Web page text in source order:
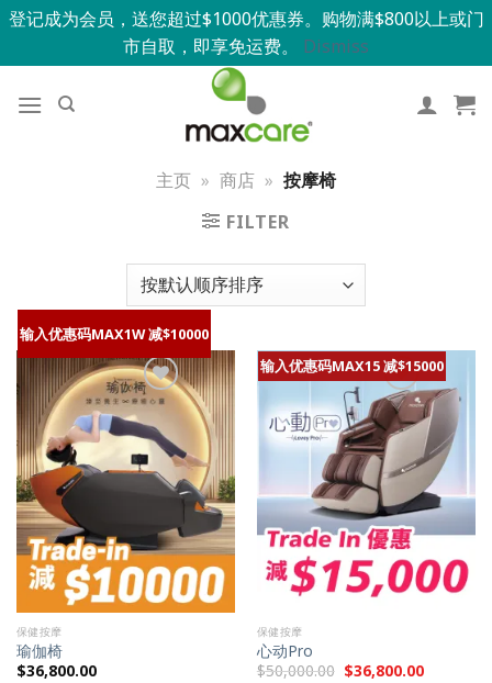
登记成为会员，送您超过$1000优惠券。购物满$800以上或门
市自取，即享免运费。 Dismiss
主页 » 商店 » 按摩椅
FILTER
输入优惠码MAX1W 减$10000
添加到我的
最爱
保健按摩
瑜伽椅
$36,800.00
输入优惠码MAX15 减$15000
添加到我的
最爱
保健按摩
心动Pro
$50,000.00 $36,800.00